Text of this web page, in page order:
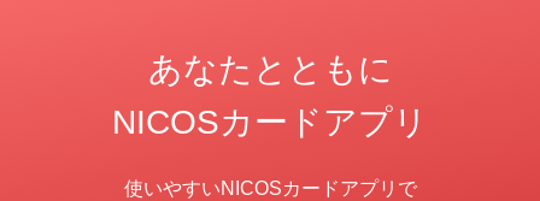
あなたとともに
NICOSカードアプリ
使いやすいNICOSカードアプリで